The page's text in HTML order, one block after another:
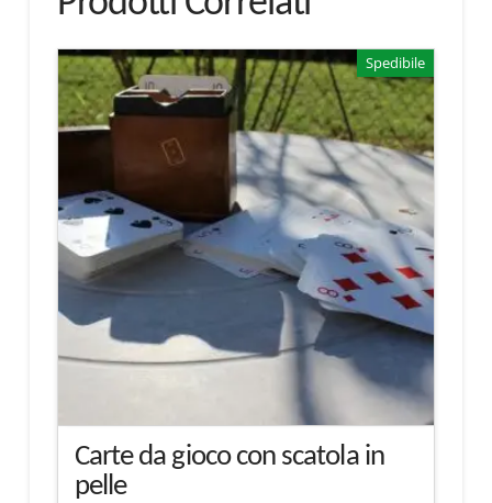
Spedibile
Carte da gioco con scatola in
pelle